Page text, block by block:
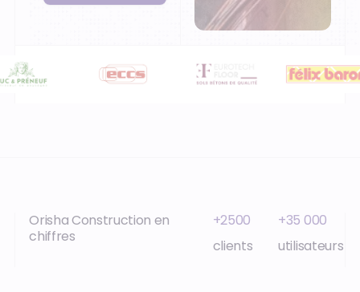
Orisha Construction en
chiffres
+2500
clients
+35 000
utilisateurs